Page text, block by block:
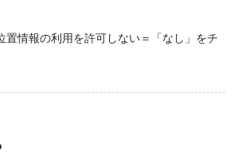
情報の利用を許可しない＝「なし」をチ